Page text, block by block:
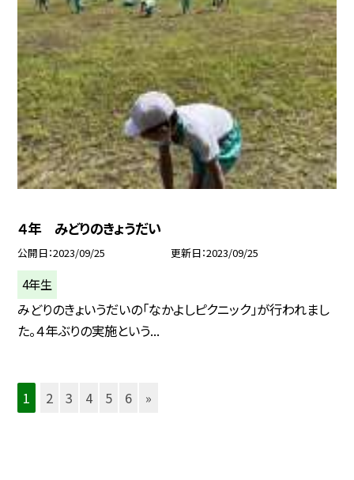
４年 みどりのきょうだい
公開日 2023/09/25 更新日 2023/09/25
4年生
みどりのきょいうだいの「なかよしピクニック」が行われまし
た。４年ぶりの実施という...
1 2 3 4 5 6 »